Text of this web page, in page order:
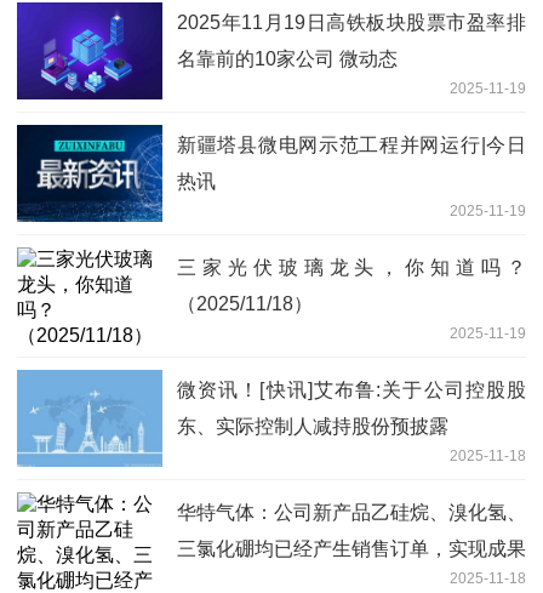
2025年11月19日高铁板块股票市盈率排
名靠前的10家公司 微动态
2025-11-19
新疆塔县微电网示范工程并网运行|今日
热讯
2025-11-19
三家光伏玻璃龙头，你知道吗？
（2025/11/18）
2025-11-19
微资讯！[快讯]艾布鲁:关于公司控股股
东、实际控制人减持股份预披露
2025-11-18
华特气体：公司新产品乙硅烷、溴化氢、
三氯化硼均已经产生销售订单，实现成果
2025-11-18